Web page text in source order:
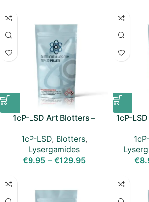
1cP-LSD Art Blotters –
1cP-LSD, Blotters,
Lysergamides
€9.95 – €129.95
1cP-
€